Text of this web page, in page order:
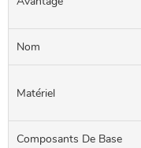
Nom
Matériel
Composants De Base